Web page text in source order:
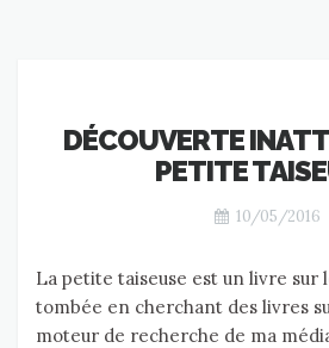
DÉCOUVERTE
PETITE
10/05/2016
La petite taiseuse est un livre sur
tombée en cherchant des livres
moteur de recherche de ma